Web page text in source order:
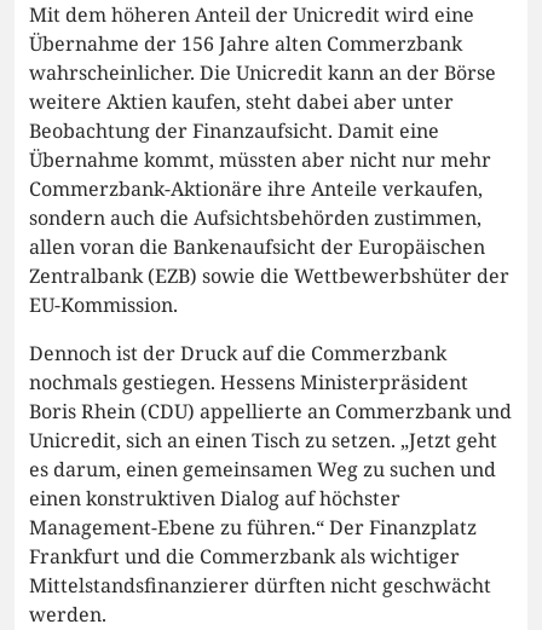
Mit dem höheren Anteil der Unicredit wird eine
Übernahme der 156 Jahre alten Commerzbank
wahrscheinlicher. Die Unicredit kann an der Börse
weitere Aktien kaufen, steht dabei aber unter
Beobachtung der Finanzaufsicht. Damit eine
Übernahme kommt, müssten aber nicht nur mehr
Commerzbank-Aktionäre ihre Anteile verkaufen,
sondern auch die Aufsichtsbehörden zustimmen,
allen voran die Bankenaufsicht der Europäischen
Zentralbank (EZB) sowie die Wettbewerbshüter der
EU-Kommission.
Dennoch ist der Druck auf die Commerzbank
nochmals gestiegen. Hessens Ministerpräsident
Boris Rhein (CDU) appellierte an Commerzbank und
Unicredit, sich an einen Tisch zu setzen. „Jetzt geht
es darum, einen gemeinsamen Weg zu suchen und
einen konstruktiven Dialog auf höchster
Management-Ebene zu führen.“ Der Finanzplatz
Frankfurt und die Commerzbank als wichtiger
Mittelstandsfinanzierer dürften nicht geschwächt
werden.